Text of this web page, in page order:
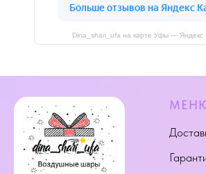
Dina_shari_ufa на карте Уфы — Яндекс